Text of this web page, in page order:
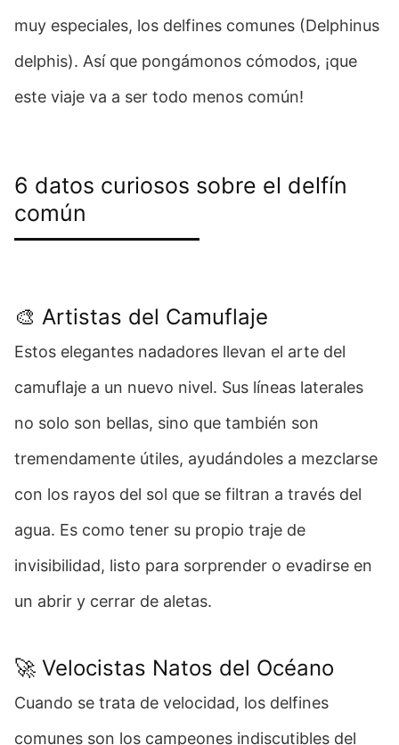
muy especiales, los delfines comunes (Delphinus
delphis). Así que pongámonos cómodos, ¡que
este viaje va a ser todo menos común!
6 datos curiosos sobre el delfín
común
🎨 Artistas del Camuflaje
Estos elegantes nadadores llevan el arte del
camuflaje a un nuevo nivel. Sus líneas laterales
no solo son bellas, sino que también son
tremendamente útiles, ayudándoles a mezclarse
con los rayos del sol que se filtran a través del
agua. Es como tener su propio traje de
invisibilidad, listo para sorprender o evadirse en
un abrir y cerrar de aletas.
🚀 Velocistas Natos del Océano
Cuando se trata de velocidad, los delfines
comunes son los campeones indiscutibles del